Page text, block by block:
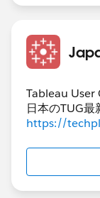
項目A(Aテーブ
項目C
Bテーブル
項目A
項目D
項目E
Cテーブル
項目A(Cテー
Tableau
日本のTUG最
https://